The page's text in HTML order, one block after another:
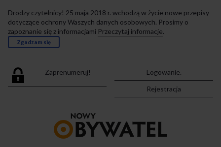
Drodzy czytelnicy! 25 maja 2018 r. wchodzą w życie nowe przepisy
dotyczące ochrony Waszych danych osobowych. Prosimy o
zapoznanie się z informacjami Przeczytaj informacje.
Zgadzam się
Zaprenumeruj!
Logowanie.
Rejestracja
strony